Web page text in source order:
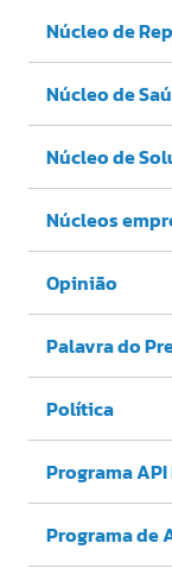
Núcleo de
Núcleo de
Núcleo de
Núcleos
Opinião
Palavra do
Política
Programa API
Programa de